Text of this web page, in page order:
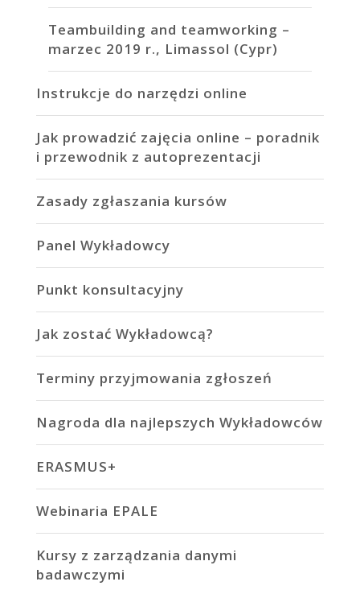
Teambuilding and teamworking –
marzec 2019 r., Limassol (Cypr)
Instrukcje do narzędzi online
Jak prowadzić zajęcia online – poradnik
i przewodnik z autoprezentacji
Zasady zgłaszania kursów
Panel Wykładowcy
Punkt konsultacyjny
Jak zostać Wykładowcą?
Terminy przyjmowania zgłoszeń
Nagroda dla najlepszych Wykładowców
ERASMUS+
Webinaria EPALE
Kursy z zarządzania danymi
badawczymi